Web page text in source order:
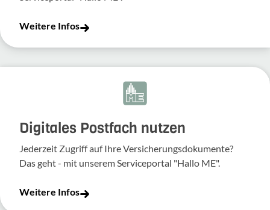
Weitere Infos
Digitales Postfach nutzen
Jederzeit Zugriff auf Ihre Versicherungsdokumente?
Das geht - mit unserem Serviceportal "Hallo ME".
Weitere Infos